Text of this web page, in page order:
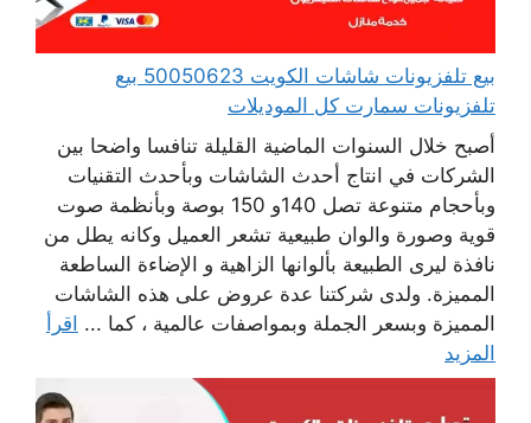
بيع تلفزيونات شاشات الكويت 50050623 بيع
تلفزيونات سمارت كل الموديلات
أصبح خلال السنوات الماضية القليلة تنافسا واضحا بين
الشركات في انتاج أحدث الشاشات وبأحدث التقنيات
وبأحجام متنوعة تصل 140و 150 بوصة وبأنظمة صوت
قوية وصورة والوان طبيعية تشعر العميل وكانه يطل من
نافذة ليرى الطبيعة بألوانها الزاهية و الإضاءة الساطعة
المميزة. ولدى شركتنا عدة عروض على هذه الشاشات
المميزة وبسعر الجملة وبمواصفات عالمية ، كما ... اقرأ
المزيد